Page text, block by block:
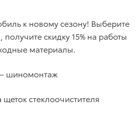
к новому сезону! Выберите
получите скидку 15% на работы
материалы.
шиномонтаж
стеклоочистителя